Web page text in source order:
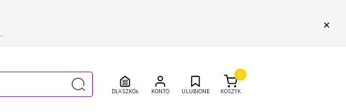
×
DLA SZKÓŁ ULUBIONE KOSZYK
0